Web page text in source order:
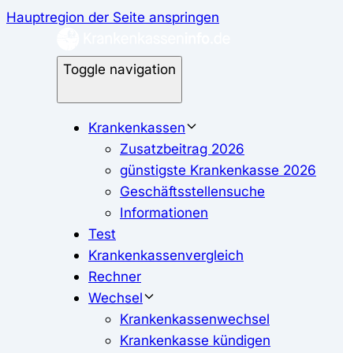
Hauptregion der Seite anspringen
Toggle navigation
Krankenkassen
Zusatzbeitrag 2026
günstigste Krankenkasse 2026
Geschäftsstellensuche
Informationen
Test
Krankenkassenvergleich
Rechner
Wechsel
Krankenkassenwechsel
Krankenkasse kündigen